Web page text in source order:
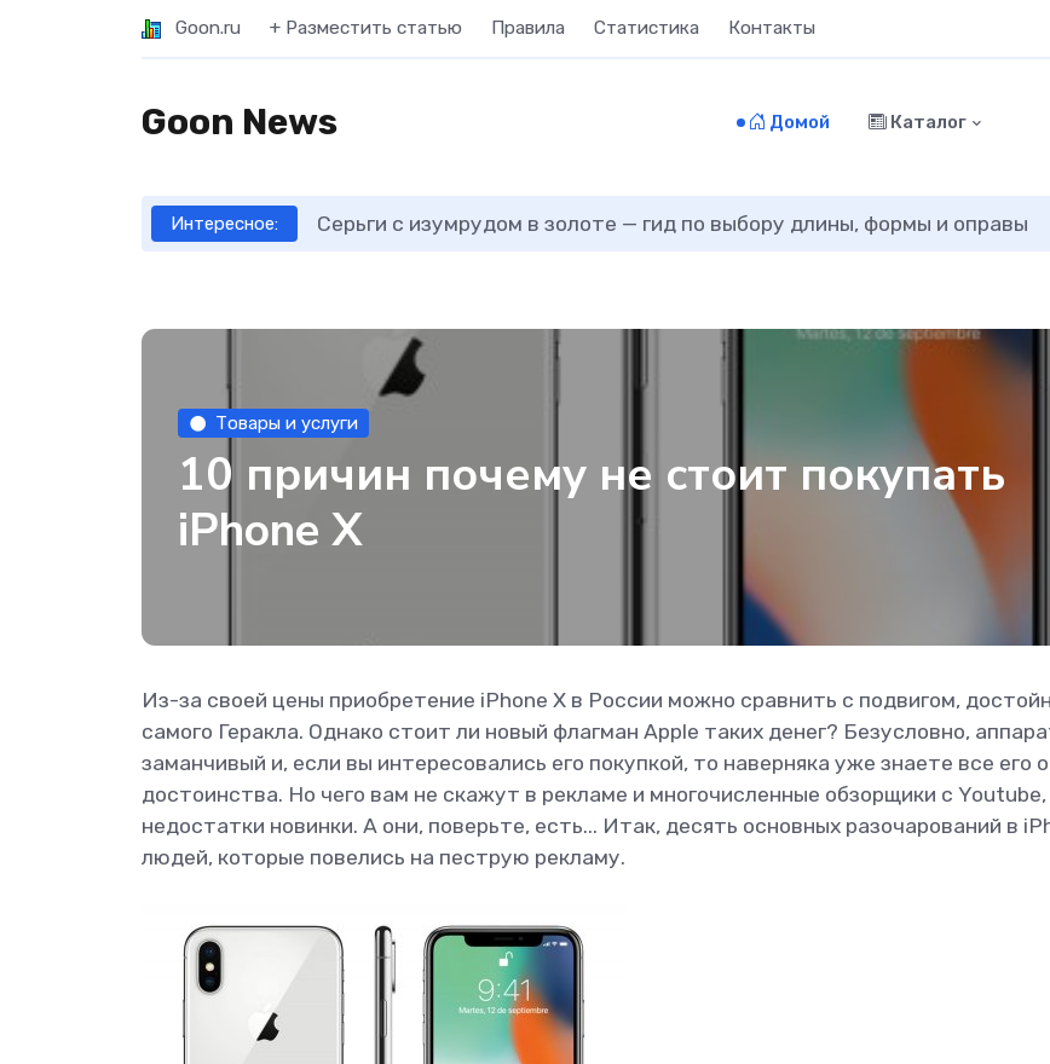
Goon.ru + Разместить статью Правила Статистика Контакты
Goon News Домой Каталог
Интересное: Серьги с изумрудом в золоте — гид по выбору длины, формы и оправы
Товары и услуги
10 причин почему не стоит покупать
iPhone X
Из-за своей цены приобретение iPhone X в России можно сравнить с подвигом,
самого Геракла. Однако стоит ли новый флагман Applе таких денег? Безусловно,
заманчивый и, если вы интересовались его покупкой, то наверняка уже знаете все его
достоинства. Но чего вам не скажут в рекламе и многочисленные обзорщики с Youtube,
недостатки новинки. А они, поверьте, есть... Итак, десять основных разочарований в
людей, которые повелись на пеструю рекламу.